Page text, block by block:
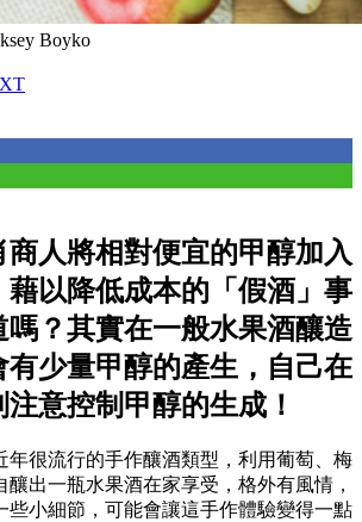
Boyko
人將相對便宜的甲醇加入
藉以降低成本的「假酒」事
？其實在一般水果酒釀造
有少量甲醇的產生，自己在
意控制甲醇的生成！
年很流行的手作釀酒類型，利用葡萄、梅
出一瓶水果酒在家享受，格外有風情，
些小細節，可能會讓這手作體驗變得一點